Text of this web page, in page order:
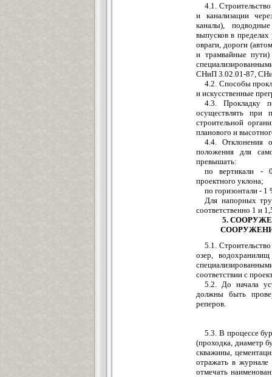
4.1.
и канализации
каналы)
выпусков в
овраги, дороги
и трамвайные
СНиП 3.02.01 -87,
4.2. Способы
и искусственные
4.3. Прокладку
осуществлять при
строительной
планового и
4.4. Отклонения
положения для
превышать:
по вертикали -
проектного уклона;
по горизонтали - 1
Для напорных
соответственно 1 и
5.
5.1.
озер,
соответствии с
5.2. До начала
должны быть
реперов.
5.3. В процессе
(проходка, диаметр
скважины,
отражать в
отмечать